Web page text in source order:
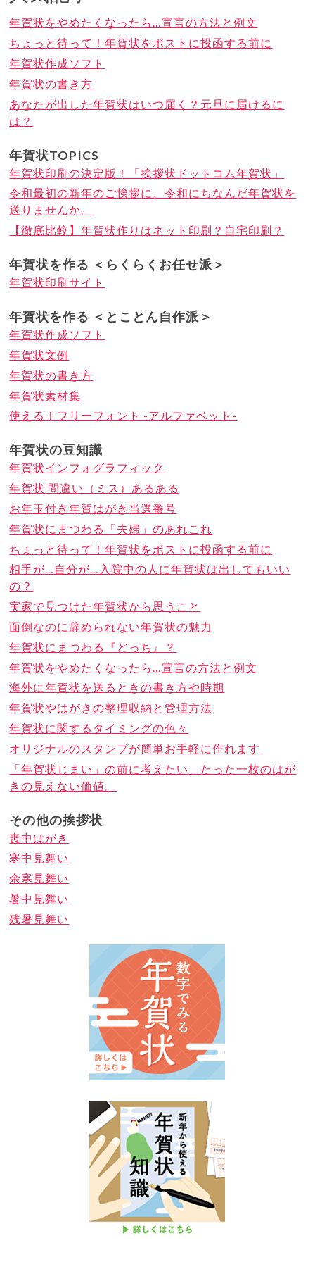
年賀状をやめたくなったら…宣言の方法と例文
ちょっと待って！年賀状をポストに投函する前に
年賀状作成ソフト
年賀状の書き方
あなたが出した年賀状はいつ届く？元旦に届けるに
は？
年賀状TOPICS
年賀状印刷の決定版！「挨拶状ドットコム年賀状」
令和最初の新年のご挨拶に、令和にちなんだ年賀状を
送りませんか。
【徹底比較】年賀状作りはネット印刷？自宅印刷？
年賀状を作る ＜らくらくお任せ派＞
年賀状印刷サイト
年賀状を作る ＜とことん自作派＞
年賀状作成ソフト
年賀状文例
年賀状の書き方
年賀状素材集
使える！フリーフォント -アルファベット-
年賀状の豆知識
年賀状インフォグラフィック
年賀状 間違い（ミス）あるある
お年玉付き年賀はがき当選番号
年賀状にまつわる「夫婦」のあれこれ
ちょっと待って！年賀状をポストに投函する前に
相手が…自分が…入院中の人に年賀状は出してもいい
の？
実家で見つけた年賀状から思うこと
面倒なのに辞められない年賀状の魅力
年賀状にまつわる『どっち』？
年賀状をやめたくなったら…宣言の方法と例文
海外に年賀状を送るときの書き方や時期
年賀状やはがきの整理収納と管理方法
年賀状に関するタイミングの色々
オリジナルのスタンプが簡単お手軽に作れます
「年賀状じまい」の前に考えたい、たった一枚のはが
きの見えない価値。
その他の挨拶状
喪中はがき
寒中見舞い
余寒見舞い
暑中見舞い
残暑見舞い